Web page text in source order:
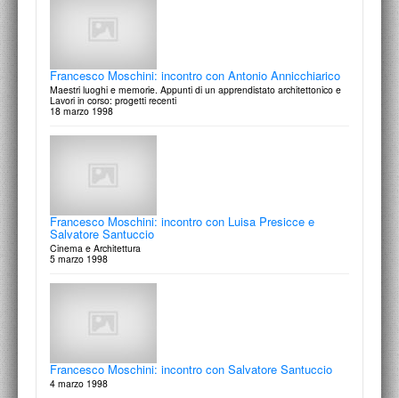
Francesco Moschini: incontro con Gianni Zanni
Il Paesaggio negato
Francesco Moschini: incontro con Agnese Purgatorio
Fotografia e Architettura
17 dicembre 1998
Francesco Moschini: incontro con Carlo Garzia
Waste-land: il paesaggio senza qualità
Francesco Moschini: incontro con Antonio Annicchiarico
Maestri luoghi e memorie. Appunti di un apprendistato architettonico e
Lavori in corso: progetti recenti
18 marzo 1998
Francesco Moschini: incontro con Luisa Presicce e
Salvatore Santuccio
Cinema e Architettura
5 marzo 1998
Francesco Moschini: incontro con Salvatore Santuccio
4 marzo 1998